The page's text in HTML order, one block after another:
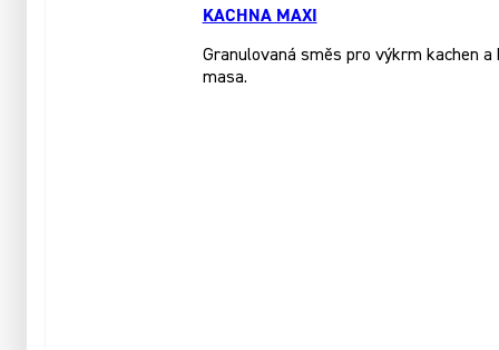
KACHNA MAXI
Granulovaná směs pro výkrm kachen
masa.